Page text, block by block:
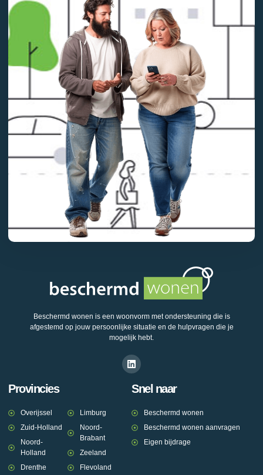
Beschermd wonen is een woonvorm met ondersteuning die is
afgestemd op jouw persoonlijke situatie en de hulpvragen die je
mogelijk hebt.
Provincies
Overijssel
Zuid-Holland
Noord-
Holland
Drenthe
Limburg
Noord-
Brabant
Zeeland
Flevoland
Snel naar
Beschermd wonen
Beschermd wonen aanvragen
Eigen bijdrage